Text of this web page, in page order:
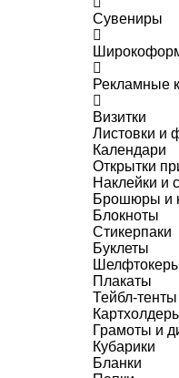
Сувениры
Рекламные
Визитки
Листовки и
Календари
Открытки
Наклейки и
Брошюры и
Блокноты
Стикерпаки
Буклеты
Плакаты
Тейбл-
Грамоты и
Кубарики
Бланки